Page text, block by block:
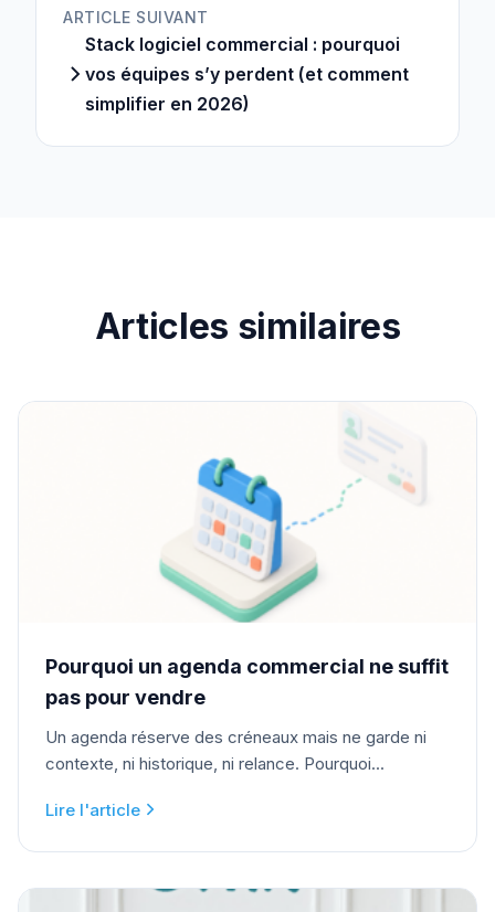
ARTICLE SUIVANT
Stack logiciel commercial : pourquoi
vos équipes s’y perdent (et comment
simplifier en 2026)
Articles similaires
Pourquoi un agenda commercial ne suffit
pas pour vendre
Un agenda réserve des créneaux mais ne garde ni
contexte, ni historique, ni relance. Pourquoi...
Lire l'article